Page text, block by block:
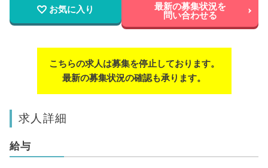
お気に入り 最新の募集状況を
問い合わせる
こちらの求人は募集を停止しております。
最新の募集状況の確認も承ります。
求人詳細
給与